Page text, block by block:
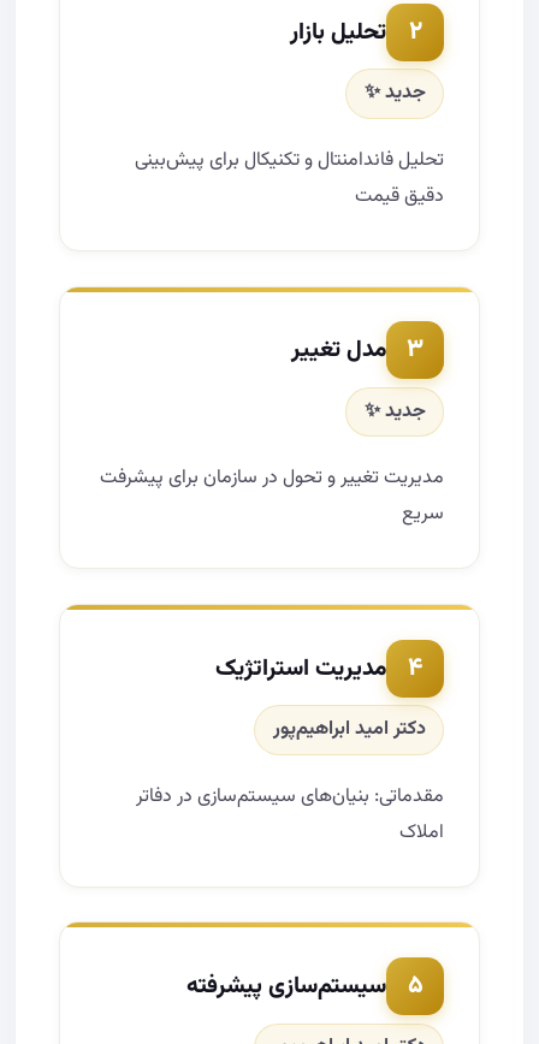
۲ تحلیل بازار
جدید ✨
تحلیل فاندامنتال و تکنیکال برای پیش‌بینی
دقیق قیمت
۳ مدل تغییر
جدید ✨
مدیریت تغییر و تحول در سازمان برای پیشرفت
سریع
۴ مدیریت استراتژیک
دکتر امید ابراهیم‌پور
مقدماتی: بنیان‌های سیستم‌سازی در دفاتر
املاک
۵ سیستم‌سازی پیشرفته